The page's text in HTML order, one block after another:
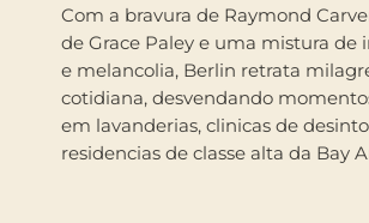
Com a bravura de Raymond
de Grace Paley e uma mistura de
e melancolia, Berlin retrata
cotidiana, desvendando
em lavanderias, clinicas de
residencias de classe alta da Bay